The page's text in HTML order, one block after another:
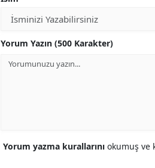
Yorum Yazın (500 Karakter)
Yorum yazma kurallarını okumuş ve